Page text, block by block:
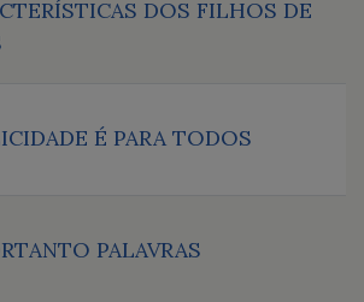
DOS FILHOS DE
É PARA TODOS
PALAVRAS